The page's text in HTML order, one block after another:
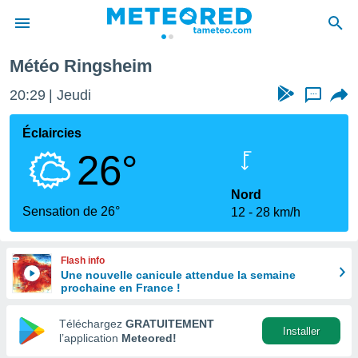
de
en
Météo Ringsheim
20:29 Jeudi ...
Éclaircies
26°
Sensation de 26°
Nord
12
28 km/h
Flash info
Une nouvelle canicule attendue la semaine
prochaine en France !
Téléchargez GRATUITEMENT
l’application Meteored!
Installer